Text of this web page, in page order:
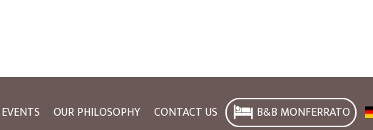
OUR PHILOSOPHY CONTACT US B&B MONFERRATO